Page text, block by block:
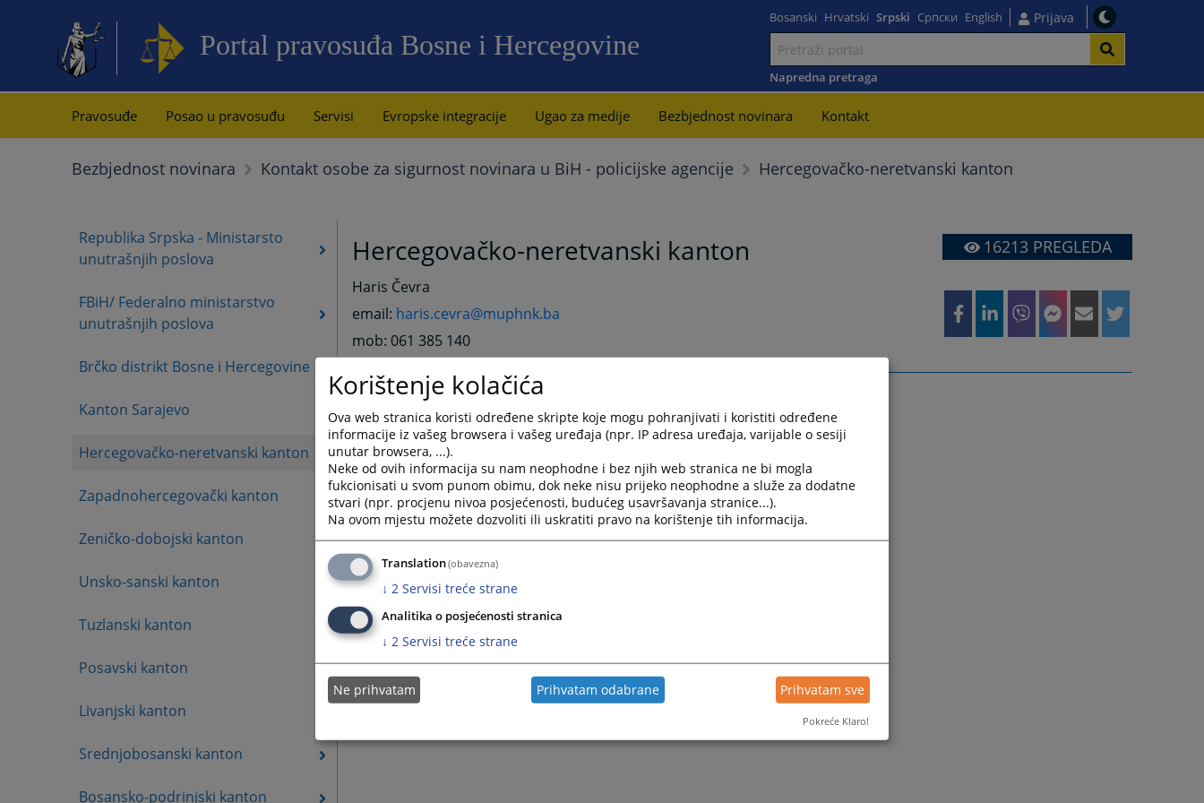
Portal pravosuđa Bosne i Hercegovine
sadržaj
Bosanski Hrvatski Srpski Српски English Prijava
Napredna pretraga
Pravosuđe Posao u pravosuđu Servisi Evropske integracije Ugao za medije Bezbjednost novinara Kontakt
Bezbjednost novinara Kontakt osobe za sigurnost novinara u BiH - policijske agencije Hercegovačko-neretvanski kanton
Republika Srpska - Ministarsto
unutrašnjih poslova
FBiH/ Federalno ministarstvo
unutrašnjih poslova
Brčko distrikt Bosne i Hercegovine
Kanton Sarajevo
Hercegovačko-neretvanski kanton
Zapadnohercegovački kanton
Zeničko-dobojski kanton
Unsko-sanski kanton
Tuzlanski kanton
Posavski kanton
Livanjski kanton
Srednjobosanski kanton
Bosansko-podrinjski kanton
Hercegovačko-neretvanski kanton
Haris Čevra
email: haris.cevra@muphnk.ba
mob: 061 385 140
16213PREGLEDA
Korištenje kolačića
Ova web stranica koristi određene skripte koje mogu pohranjivati i koristiti određene
informacije iz vašeg browsera i vašeg uređaja (npr. IP adresa uređaja, varijable o sesiji
unutar browsera, ...).
Neke od ovih informacija su nam neophodne i bez njih web stranica ne bi mogla
fukcionisati u svom punom obimu, dok neke nisu prijeko neophodne a služe za dodatne
stvari (npr. procjenu nivoa posjećenosti, budućeg usavršavanja stranice...).
Na ovom mjestu možete dozvoliti ili uskratiti pravo na korištenje tih informacija.
Translation(obavezna)
↓ 2 Servisi treće strane
Analitika o posjećenosti stranica
↓ 2 Servisi treće strane
Ne prihvatam Prihvatam odabrane Prihvatam sve
Pokreće Klaro!